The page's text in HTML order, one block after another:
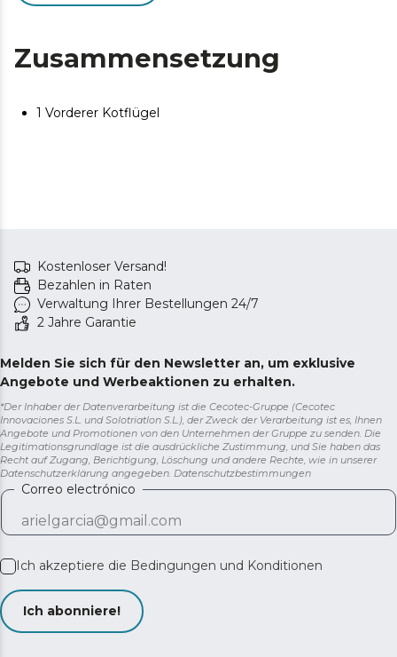
Zusammensetzung
1 Vorderer Kotflügel
Kostenloser Versand!
Bezahlen in Raten
Verwaltung Ihrer Bestellungen 24/7
2 Jahre Garantie
Melden Sie sich für den Newsletter an, um exklusive
Angebote und Werbeaktionen zu erhalten.
*Der Inhaber der Datenverarbeitung ist die Cecotec-Gruppe (Cecotec
Innovaciones S.L. und Solotriatlon S.L.), der Zweck der Verarbeitung ist es, Ihnen
Angebote und Promotionen von den Unternehmen der Gruppe zu senden. Die
Legitimationsgrundlage ist die ausdrückliche Zustimmung, und Sie haben das
Recht auf Zugang, Berichtigung, Löschung und andere Rechte, wie in unserer
Datenschutzerklärung angegeben. Datenschutzbestimmungen
Correo electrónico
Ich akzeptiere die Bedingungen und Konditionen
Ich abonniere!